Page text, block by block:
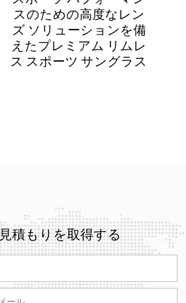
ン
備
レ
ス
リューションを備
超軽量リムレス ス
ツ サングラス
積もりを取得する